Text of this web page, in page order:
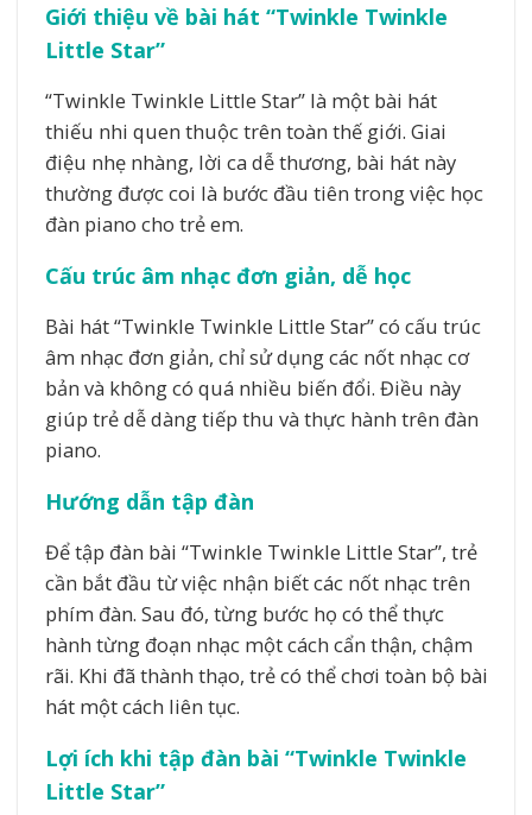
Giới thiệu về bài hát “Twinkle Twinkle
Little Star”
“Twinkle Twinkle Little Star” là một bài hát
thiếu nhi quen thuộc trên toàn thế giới. Giai
điệu nhẹ nhàng, lời ca dễ thương, bài hát này
thường được coi là bước đầu tiên trong việc học
đàn piano cho trẻ em.
Cấu trúc âm nhạc đơn giản, dễ học
Bài hát “Twinkle Twinkle Little Star” có cấu trúc
âm nhạc đơn giản, chỉ sử dụng các nốt nhạc cơ
bản và không có quá nhiều biến đổi. Điều này
giúp trẻ dễ dàng tiếp thu và thực hành trên đàn
piano.
Hướng dẫn tập đàn
Để tập đàn bài “Twinkle Twinkle Little Star”, trẻ
cần bắt đầu từ việc nhận biết các nốt nhạc trên
phím đàn. Sau đó, từng bước họ có thể thực
hành từng đoạn nhạc một cách cẩn thận, chậm
rãi. Khi đã thành thạo, trẻ có thể chơi toàn bộ bài
hát một cách liên tục.
Lợi ích khi tập đàn bài “Twinkle Twinkle
Little Star”